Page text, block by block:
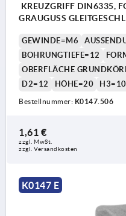
KREUZGRIFF DIN6335,
GRAUGUSS
GEWINDE=M6
BOHRUNGTIEFE=12
OBERFLÄCHE
D2=12
HÖHE=20 H3=10
Bestellnummer: K0147.506
1,61 €
zzgl. MwSt.
zzgl. Versandkosten
K0147 E